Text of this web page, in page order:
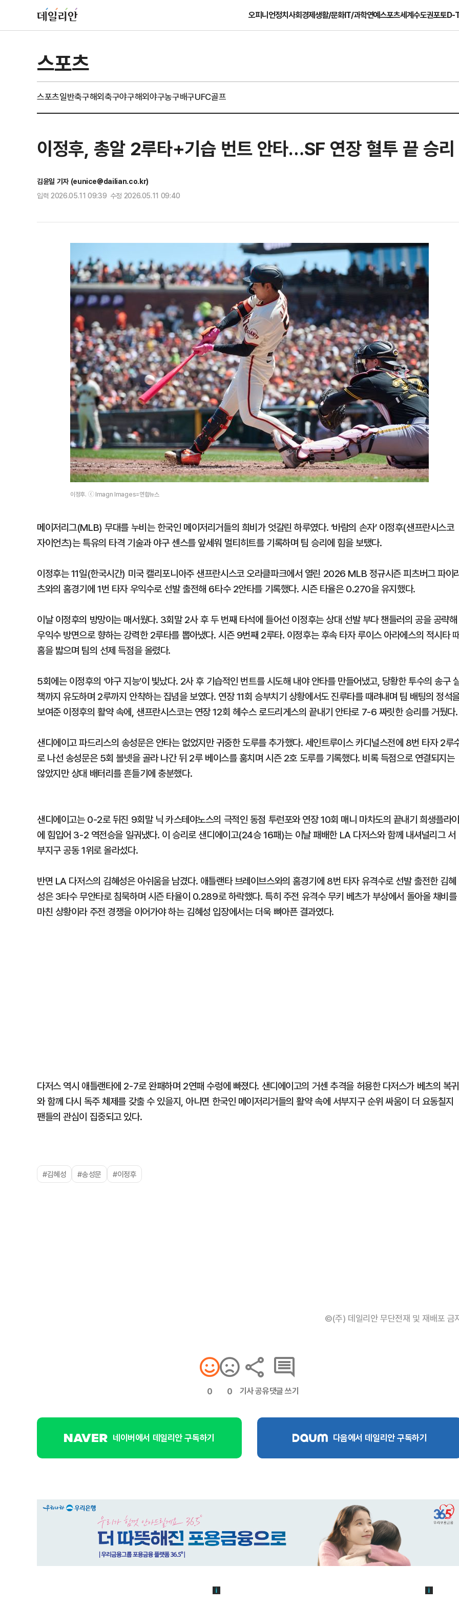
오피니언정치사회경제생활/문화IT/과학연예스포츠세계수도권포토D-
스포츠
스포츠일반축구해외축구야구해외야구농구배구UFC골프
이정후, 총알 2루타+기습 번트 안타…SF 연장 혈투 끝 승리
김윤일 기자 (eunice@dailian.co.kr)
입력 2026.05.11 09:39 수정 2026.05.11 09:40
이정후. ⓒ Imagn Images=연합뉴스
메이저리그(MLB) 무대를 누비는 한국인 메이저리거들의 희비가 엇갈린 하루였다. ‘바람의 손자’ 이정후(샌프란시스코
자이언츠)는 특유의 타격 기술과 야구 센스를 앞세워 멀티히트를 기록하며 팀 승리에 힘을 보탰다.
이정후는 11일(한국시간) 미국 캘리포니아주 샌프란시스코 오라클파크에서 열린 2026 MLB 정규시즌 피츠버그 파이
츠와의 홈경기에 1번 타자 우익수로 선발 출전해 6타수 2안타를 기록했다. 시즌 타율은 0.270을 유지했다.
이날 이정후의 방망이는 매서웠다. 3회말 2사 후 두 번째 타석에 들어선 이정후는 상대 선발 부다 챈들러의 공을 공략해
우익수 방면으로 향하는 강력한 2루타를 뽑아냈다. 시즌 9번째 2루타. 이정후는 후속 타자 루이스 아라에스의 적시타
홈을 밟으며 팀의 선제 득점을 올렸다.
5회에는 이정후의 ‘야구 지능’이 빛났다. 2사 후 기습적인 번트를 시도해 내야 안타를 만들어냈고, 당황한 투수의 송구
책까지 유도하며 2루까지 안착하는 집념을 보였다. 연장 11회 승부치기 상황에서도 진루타를 때려내며 팀 배팅의 정석
보여준 이정후의 활약 속에, 샌프란시스코는 연장 12회 헤수스 로드리게스의 끝내기 안타로 7-6 짜릿한 승리를 거뒀다.
샌디에이고 파드리스의 송성문은 안타는 없었지만 귀중한 도루를 추가했다. 세인트루이스 카디널스전에 8번 타자 2루
로 나선 송성문은 5회 볼넷을 골라 나간 뒤 2루 베이스를 훔치며 시즌 2호 도루를 기록했다. 비록 득점으로 연결되지는
않았지만 상대 배터리를 흔들기에 충분했다.
샌디에이고는 0-2로 뒤진 9회말 닉 카스테야노스의 극적인 동점 투런포와 연장 10회 매니 마차도의 끝내기 희생플라
에 힘입어 3-2 역전승을 일궈냈다. 이 승리로 샌디에이고(24승 16패)는 이날 패배한 LA 다저스와 함께 내셔널리그 서
부지구 공동 1위로 올라섰다.
반면 LA 다저스의 김혜성은 아쉬움을 남겼다. 애틀랜타 브레이브스와의 홈경기에 8번 타자 유격수로 선발 출전한 김혜
성은 3타수 무안타로 침묵하며 시즌 타율이 0.289로 하락했다. 특히 주전 유격수 무키 베츠가 부상에서 돌아올 채비를
마친 상황이라 주전 경쟁을 이어가야 하는 김혜성 입장에서는 더욱 뼈아픈 결과였다.
다저스 역시 애틀랜타에 2-7로 완패하며 2연패 수렁에 빠졌다. 샌디에이고의 거센 추격을 허용한 다저스가 베츠의 복귀
와 함께 다시 독주 체제를 갖출 수 있을지, 아니면 한국인 메이저리거들의 활약 속에 서부지구 순위 싸움이 더 요동칠지
팬들의 관심이 집중되고 있다.
#김혜성 #송성문 #이정후
©(주) 데일리안 무단전재 및 재배포 금
0 0 기사 공유댓글 쓰기
네이버에서 데일리안 구독하기 다음에서 데일리안 구독하기